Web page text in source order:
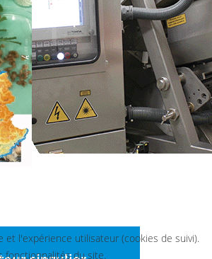
l'expérience utilisateur (cookies de suivi).
fonctionnalités du site.